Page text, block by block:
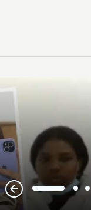
1 2 3